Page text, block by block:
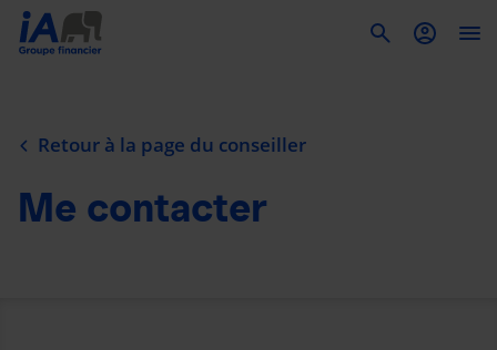
Retour à la page du conseiller
Me contacter